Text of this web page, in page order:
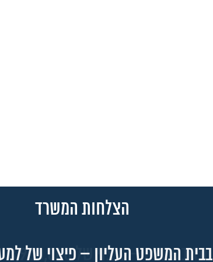
הצלחות המשרד
– פיצוי של 3,900,000 ש"ח לכל החיים